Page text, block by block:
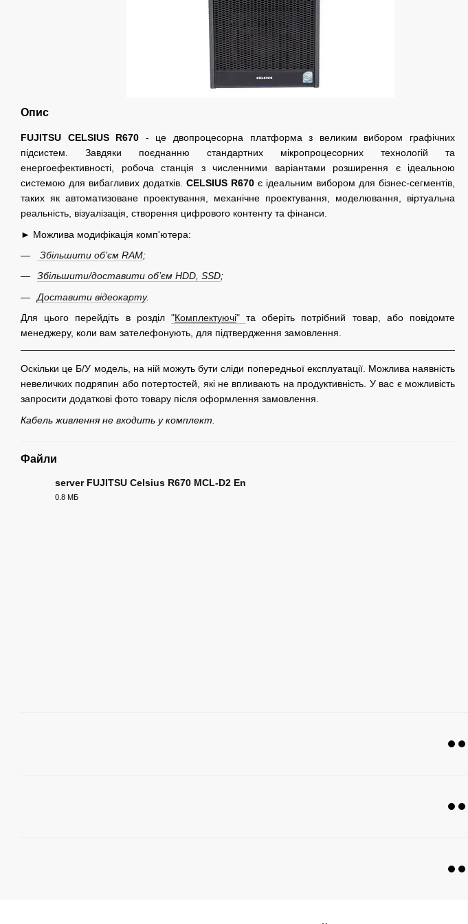
Опис
FUJITSU CELSIUS R670 - це двопроцесорна платформа з великим вибором графічних
підсистем. Завдяки поєднанню стандартних мікропроцесорних технологій та
енергоефективності, робоча станція з численними варіантами розширення є ідеальною
системою для вибагливих додатків. CELSIUS R670 є ідеальним вибором для бізнес-сегментів,
таких як автоматизоване проектування, механічне проектування, моделювання, віртуальна
реальність, візуалізація, створення цифрового контенту та фінанси.
► Можлива модифікація комп'ютера:
Збільшити об’єм RAM;
Збільшити/доставити об’єм HDD, SSD;
Доставити відеокарту.
Для цього перейдіть в розділ "Комплектуючі"та оберіть потрібний товар, або повідомте
менеджеру, коли вам зателефонують, для підтвердження замовлення.
Оскільки це Б/У модель, на ній можуть бути сліди попередньої експлуатації. Можлива наявність
невеличких подряпин або потертостей, які не впливають на продуктивність. У вас є можливість
запросити додаткові фото товару після оформлення замовлення.
Кабель живлення не входить у комплект.
Файли
server FUJITSU Celsius R670 MCL-D2 En
0.8 МБ